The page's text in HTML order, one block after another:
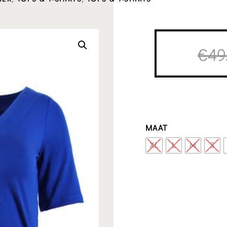
€
MAAT
XL L M S